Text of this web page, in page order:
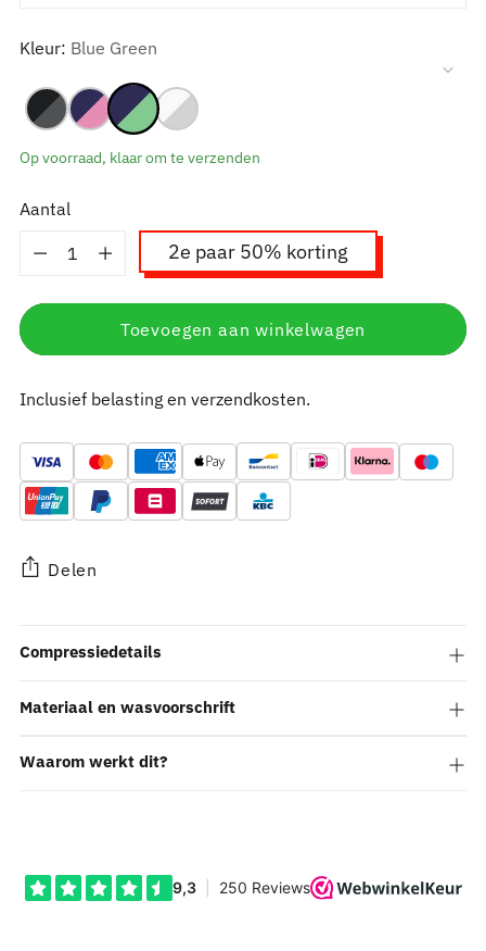
Kleur: Blue Green
Op voorraad, klaar om te verzenden
Aantal
2e paar 50% korting
Toevoegen aan winkelwagen
Inclusief belasting en verzendkosten.
Delen
toevoegen
winkelwagen
Compressiedetails
Materiaal en wasvoorschrift
Waarom werkt dit?